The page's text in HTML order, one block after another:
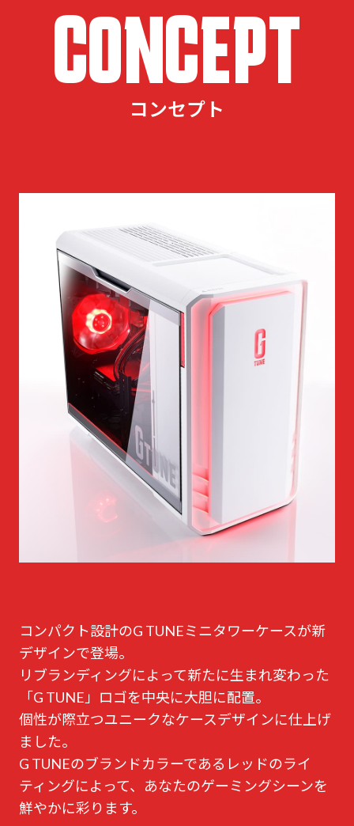
CONCEPT
コンセプト
コンパクト設計のG TUNEミニタワーケースが新
デザインで登場。
リブランディングによって新たに生まれ変わった
「G TUNE」ロゴを中央に大胆に配置。
個性が際立つユニークなケースデザインに仕上げ
ました。
G TUNEのブランドカラーであるレッドのライ
ティングによって、あなたのゲーミングシーンを
鮮やかに彩ります。